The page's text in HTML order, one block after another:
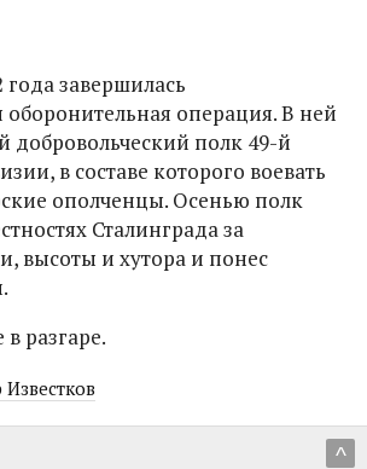
года завершилась
оборонительная операция. В ней
добровольческий полк 49-й
в составе которого воевать
ополченцы. Осенью полк
Сталинграда за
высоты и хутора и понес
разгаре.
^